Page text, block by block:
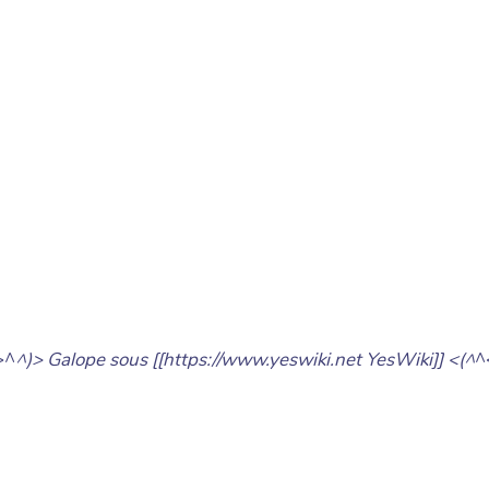
^)> Galope sous [[https://www.yeswiki.net YesWiki]] <(^